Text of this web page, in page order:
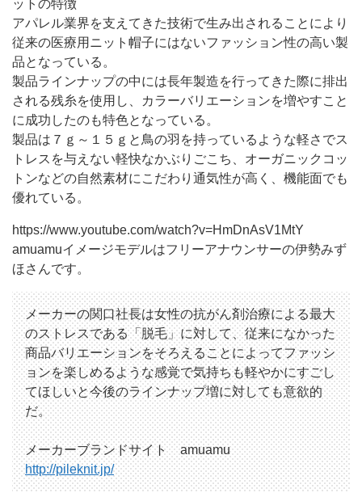
ットの特徴
アパレル業界を支えてきた技術で生み出されることにより
従来の医療用ニット帽子にはないファッション性の高い製
品となっている。
製品ラインナップの中には長年製造を行ってきた際に排出
される残糸を使用し、カラーバリエーションを増やすこと
に成功したのも特色となっている。
製品は７ｇ～１５ｇと鳥の羽を持っているような軽さでス
トレスを与えない軽快なかぶりごこち、オーガニックコッ
トンなどの自然素材にこだわり通気性が高く、機能面でも
優れている。
https://www.youtube.com/watch?v=HmDnAsV1MtY
amuamuイメージモデルはフリーアナウンサーの伊勢みず
ほさんです。
メーカーの関口社長は女性の抗がん剤治療による最大
のストレスである「脱毛」に対して、従来になかった
商品バリエーションをそろえることによってファッシ
ョンを楽しめるような感覚で気持ちも軽やかにすごし
てほしいと今後のラインナップ増に対しても意欲的
だ。
メーカーブランドサイト amuamu
http://pileknit.jp/